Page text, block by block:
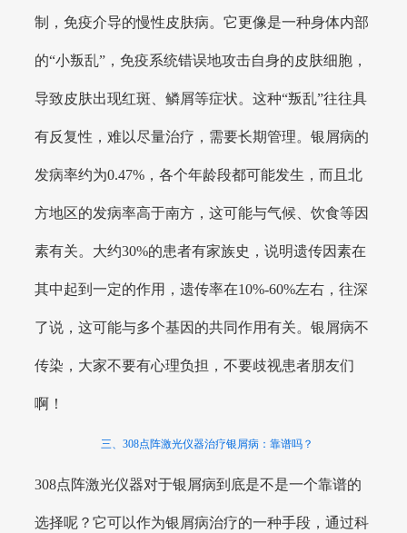
制，免疫介导的慢性皮肤病。它更像是一种身体内部
的“小叛乱”，免疫系统错误地攻击自身的皮肤细胞，
导致皮肤出现红斑、鳞屑等症状。这种“叛乱”往往具
有反复性，难以尽量治疗，需要长期管理。银屑病的
发病率约为0.47%，各个年龄段都可能发生，而且北
方地区的发病率高于南方，这可能与气候、饮食等因
素有关。大约30%的患者有家族史，说明遗传因素在
其中起到一定的作用，遗传率在10%-60%左右，往深
了说，这可能与多个基因的共同作用有关。银屑病不
传染，大家不要有心理负担，不要歧视患者朋友们
啊！
三、308点阵激光仪器治疗银屑病：靠谱吗？
308点阵激光仪器对于银屑病到底是不是一个靠谱的
选择呢？它可以作为银屑病治疗的一种手段，通过科